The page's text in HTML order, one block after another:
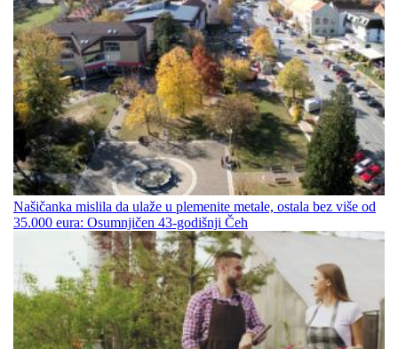
Našičanka mislila da ulaže u plemenite metale, ostala bez više od
35.000 eura: Osumnjičen 43-godišnji Čeh